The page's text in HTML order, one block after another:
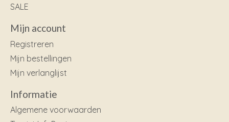
SALE
Mijn account
Registreren
Mijn bestellingen
Mijn verlanglijst
Informatie
Algemene voorwaarden